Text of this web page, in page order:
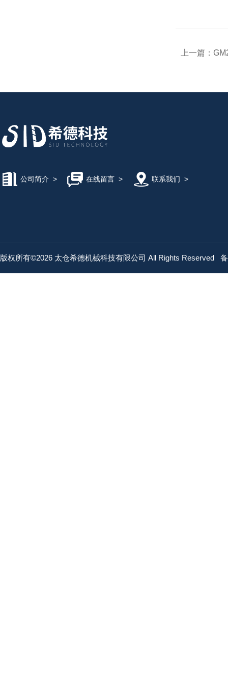
上一篇：
公司简介 > 在线留言> 联系我们 >
版权所有©2026 太仓希德机械科技有限公司 All Rights Reserved